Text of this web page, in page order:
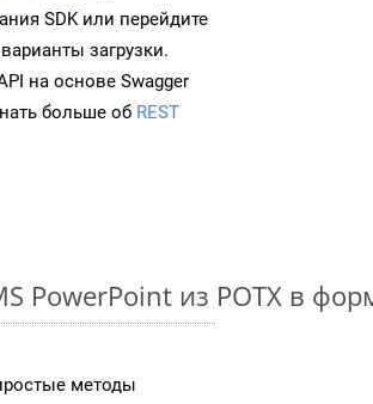
SDK или перейдите
загрузки.
на основе Swagger
больше об REST
PowerPoint из POTX в
методы